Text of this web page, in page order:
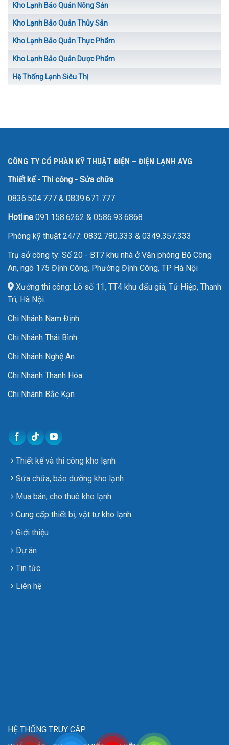
Kho Lạnh Bảo Quản Nông Sản
Kho Lạnh Bảo Quản Thủy Sản
Kho Lạnh Bảo Quản Thực Phẩm
Kho Lạnh Bảo Quản Dược Phẩm
Hệ Thống Lạnh Siêu Thị
CÔNG TY CỔ PHẦN KỸ THUẬT ĐIỆN – ĐIỆN LẠNH AVG
Thiết kế - Thi công - Sửa chữa
0836.504.777 & 0839.671.777
Hotline 091.158.6262 & 0586.93.6868
Phòng kỹ thuật 24/7: 0832.780.333 & 0349.357.333
Trụ sở công ty: Số 20 - BT7 khu nhà ở Văn phòng Bộ Công
An, ngõ 175 Định Công, Phường Định Công, TP Hà Nội
Xưởng thi công: Lô số 11, TT4 khu đấu giá, Tứ Hiệp, Thanh
Trì, Hà Nội.
Chi Nhánh Nam Định
Chi Nhánh Thái Bình
Chi Nhánh Nghệ An
Chi Nhánh Thanh Hóa
Chi Nhánh Bắc Kạn
Thiết kế và thi công kho lạnh
Sửa chữa, bảo dưỡng kho lạnh
Mua bán, cho thuê kho lạnh
Cung cấp thiết bị, vật tư kho lạnh
Giới thiệu
Dự án
Tin tức
Liên hệ
HỆ THỐNG TRUY CẬP